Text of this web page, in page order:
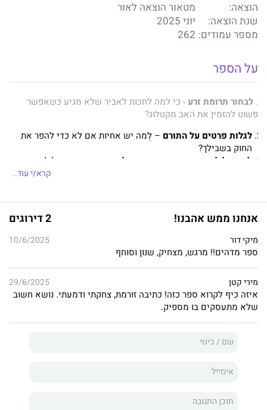
הוצאה:
מטאור הוצאה לאור
שנת הוצאה:
יוני 2025
מספר עמודים: 262
על הספר
. לבחור תרומת זרע- כי למה לחכות לאביר שלא מגיע כשאפשר
פשוט להזמין את האב מקטלוג?
לגלות פרטים על התורם – לְמה יש אחיות אם לא כדי להפר את
החוק בשבילך?
להתחיל לעבוד במקום העבודה של התורם
- כי מי יכול לעמוד
לגלות מה תום עושה במעליות
- משהו מוזר מאוד בנוכחות
הקבועה שלו שם, אני בטוחה.
לקרוא ספרים על הורות- כי ידע זה כוח, גם אם אני לא יודעת מי
האב.
לחפש תשובות במקומות לא צפויים- כמו בחדרי הלבשה או
בעמדת מתקן המים.
לארגן מפגש עם הגברים הפוטנציאליים– חוף ים או בדיקת
די־אן־איי?
לגלות מה זה אומר להיות אם חד־הורית- זה בטח לא מה שראיתי
בסרטים הרומנטיים.
לא לפתח ציפיות לאהבה ולמשפחה
להמתין לאביר על הסוס הלבן ומחליטה להביא לעולם ילד בהליך
קרא/י עוד..
אנחנו ממש אהבנו! 2 דירוגים
מיקי דור 10/6/2025
ספר מדהים!! מרגש, מצחיק, שנון וסוחף
מירי קטן 29/6/2025
איזה כיף לקרוא ספר כזה! כתיבה זורמת, צחקתי ודמעתי. נושא חשוב
שלא מתעסקים בו מספיק.